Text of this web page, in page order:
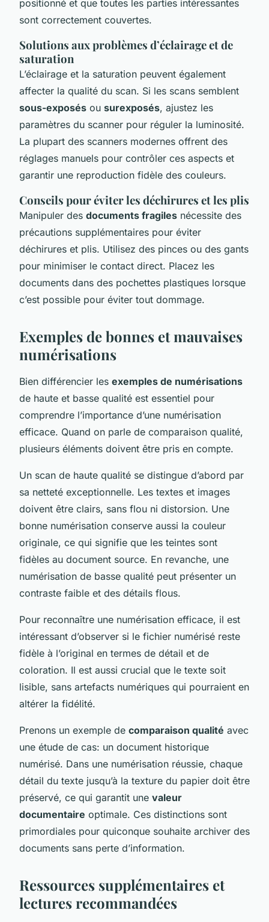
positionné et que toutes les parties intéressantes
sont correctement couvertes.
Solutions aux problèmes d’éclairage et de
saturation
L’éclairage et la saturation peuvent également
affecter la qualité du scan. Si les scans semblent
sous-exposés ou surexposés, ajustez les
paramètres du scanner pour réguler la luminosité.
La plupart des scanners modernes offrent des
réglages manuels pour contrôler ces aspects et
garantir une reproduction fidèle des couleurs.
Conseils pour éviter les déchirures et les plis
Manipuler des documents fragiles nécessite des
précautions supplémentaires pour éviter
déchirures et plis. Utilisez des pinces ou des gants
pour minimiser le contact direct. Placez les
documents dans des pochettes plastiques lorsque
c’est possible pour éviter tout dommage.
Exemples de bonnes et mauvaises
numérisations
Bien différencier les exemples de numérisations
de haute et basse qualité est essentiel pour
comprendre l’importance d’une numérisation
efficace. Quand on parle de comparaison qualité,
plusieurs éléments doivent être pris en compte.
Un scan de haute qualité se distingue d’abord par
sa netteté exceptionnelle. Les textes et images
doivent être clairs, sans flou ni distorsion. Une
bonne numérisation conserve aussi la couleur
originale, ce qui signifie que les teintes sont
fidèles au document source. En revanche, une
numérisation de basse qualité peut présenter un
contraste faible et des détails flous.
Pour reconnaître une numérisation efficace, il est
intéressant d’observer si le fichier numérisé reste
fidèle à l’original en termes de détail et de
coloration. Il est aussi crucial que le texte soit
lisible, sans artefacts numériques qui pourraient en
altérer la fidélité.
Prenons un exemple de comparaison qualité avec
une étude de cas: un document historique
numérisé. Dans une numérisation réussie, chaque
détail du texte jusqu’à la texture du papier doit être
préservé, ce qui garantit une valeur
documentaire optimale. Ces distinctions sont
primordiales pour quiconque souhaite archiver des
documents sans perte d’information.
Ressources supplémentaires et
lectures recommandées